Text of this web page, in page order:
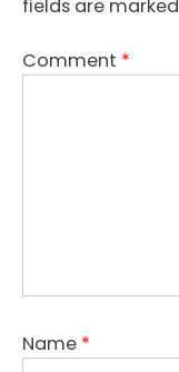
fields are marked
Comment *
Name *